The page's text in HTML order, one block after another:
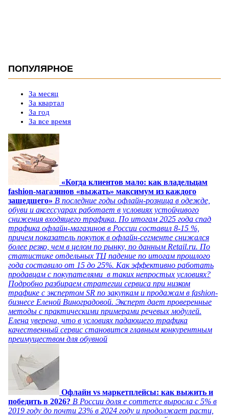
ПОПУЛЯРНОЕ
За месяц
За квартал
За год
За все время
«Когда клиентов мало: как владельцам
fashion-магазинов «выжать» максимум из каждого
зашедшего» В последние годы офлайн-розница в одежде,
обуви и аксессуарах работает в условиях устойчивого
снижения входящего трафика. По итогам 2025 года спад
трафика офлайн-магазинов в России составил 8-15 %,
причем показатель покупок в офлайн-сегменте снижался
более резко, чем в целом по рынку, по данным Retail.ru. По
статистике отдельных ТЦ падение по итогам прошлого
года составило от 15 до 25%. Как эффективно работать
продавцам с покупателями в таких непростых условиях?
Подробно разбираем стратегии сервиса при низком
трафике с экспертом SR по закупкам и продажам в fashion-
бизнесе Еленой Виноградовой. Эксперт дает проверенные
методы с практическими примерами речевых модулей.
Елена уверена, что в условиях падающего трафика
качественный сервис становится главным конкурентным
преимуществом для обувной
Офлайн vs маркетплейсы: как выжить и
победить в 2026? В России доля e commerce выросла с 5% в
2019 году до почти 23% в 2024 году и продолжает расти,